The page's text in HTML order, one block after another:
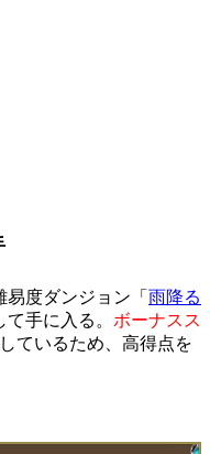
度ダンジョン「 雨降る
手に入る。 ボーナスス
しているため、高得点を